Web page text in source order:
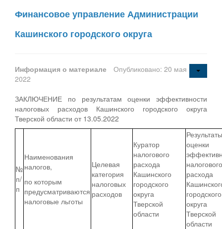
Финансовое управление Администрации
Кашинского городского округа
Информация о материале
Опубликовано: 20 мая
2022
ЗАКЛЮЧЕНИЕ по результатам оценки эффективности
налоговых расходов Кашинского городского округа
Тверской области от 13.05.2022
№
п/
п
Наименования
налогов,
по которым
предусматриваются
налоговые льготы
Целевая
категория
налоговых
расходов
Куратор
налогового
расхода
Кашинского
городского
округа
Тверской
области
Результаты
оценки
налогового
расхода
городского
округа
Тверской
области